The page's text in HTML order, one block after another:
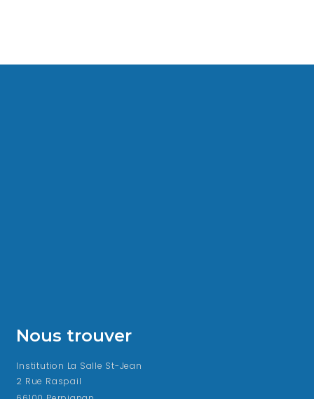
Nous trouver
Institution La Salle St-Jean
2 Rue Raspail